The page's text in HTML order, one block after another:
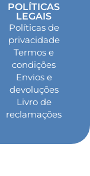
POLÍTICAS
LEGAIS
Políticas de
privacidade
Termos e
condições
Envios e
devoluções
Livro de
reclamações